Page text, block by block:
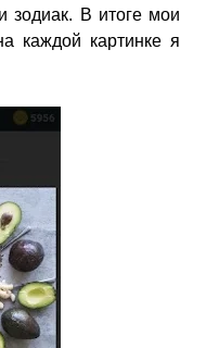
зодиак. В итоге мои
каждой картинке я